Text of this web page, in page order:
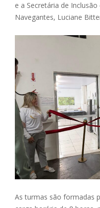
e a Secretária de
Navegantes, Luciane
As turmas são formadas